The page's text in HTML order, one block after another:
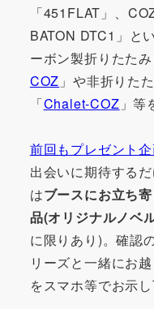
「451FLAT」、
BATON DTC1」と
ーボン製折りたた
COZ 」や非折りた
「Chalet-COZ 」等
前回もプレゼント
出会いに期待する
はブースにお立ち
品(オリジナルノベ
に限りあり)。確認
リーズと一緒にお
をスマホ等でお示し